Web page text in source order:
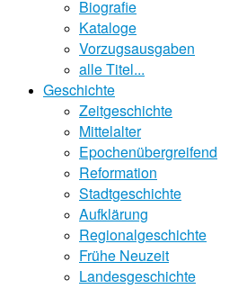
Biografie
Kataloge
Vorzugsausgaben
alle Titel...
Geschichte
Zeitgeschichte
Mittelalter
Epochenübergreifend
Reformation
Stadtgeschichte
Aufklärung
Regionalgeschichte
Frühe Neuzeit
Landesgeschichte